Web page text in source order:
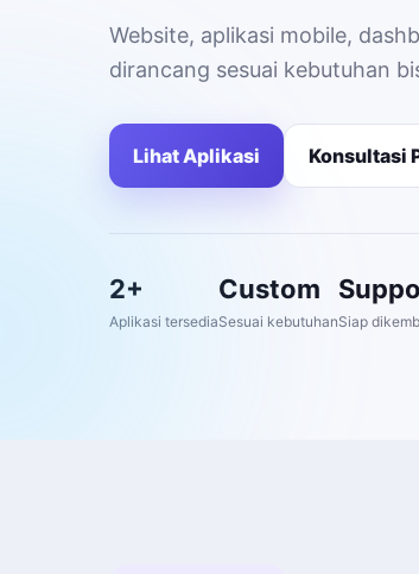
Website, aplikasi mobile,
dirancang sesuai kebutuhan
Lihat Aplikasi Konsultasi
2+
Aplikasi tersedia
Custom
Sesuai kebutuhanSiap